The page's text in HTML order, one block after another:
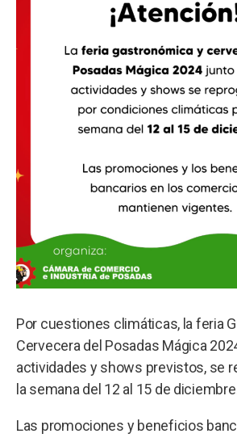
Por cuestiones climáticas, la feria
Cervecera del Posadas Mágica
actividades y shows previstos, se
la semana del 12 al 15 de
Las promociones y beneficios